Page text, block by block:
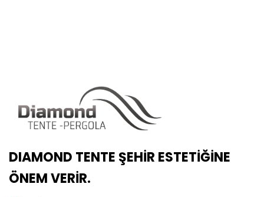
DIAMOND TENTE ŞEHİR ESTETİĞİNE
ÖNEM VERİR.